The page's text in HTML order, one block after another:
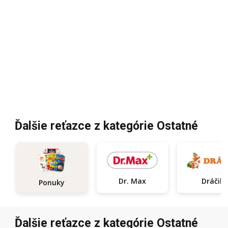
Ďalšie reťazce z kategórie Ostatné
Ponuky Dr. Max Dráčik
Ďalšie reťazce z kategórie Ostatné